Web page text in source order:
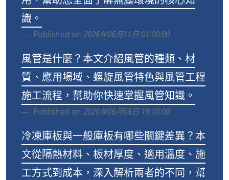
識。
Published on 2026年06月11日 01:00:00
風管是什麼？本文介紹風管的種類、材
質、應用場域、螺旋風管特色與風管工程
施工流程，幫助你快速掌握風管知識。
Published on 2026年06月08日 19:10:00
冷凍庫板與一般庫板有哪些關鍵差異？本
文從隔熱材料、板材厚度、適用溫度、施
工方式到成本，深入解析兩者的不同，幫